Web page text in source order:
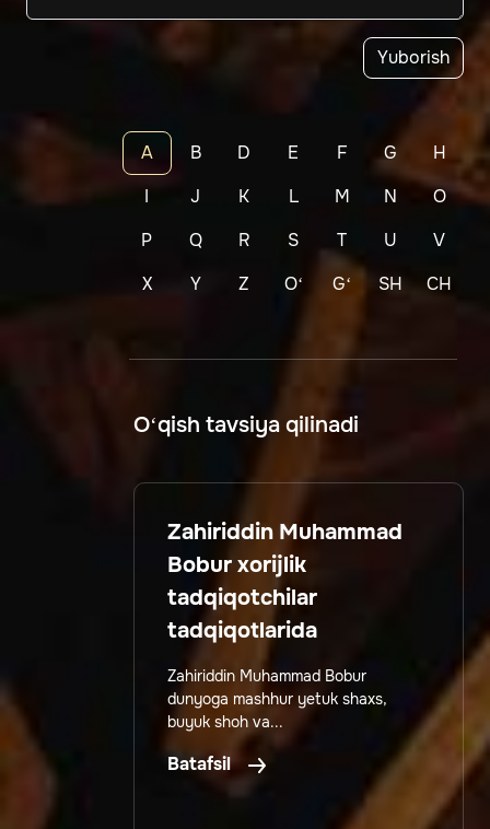
Yuborish
A B D E F G
H
I
J K L M N
O
P
Q R S T U
V
X
Y Z Oʻ Gʻ SH CH
O‘qish tavsiya qilinadi
Zahiriddin Muhammad
Bobur xorijlik
tadqiqotchilar
tadqiqotlarida
Zahiriddin Muhammad Bobur
dunyoga mashhur yetuk shaxs,
buyuk shoh va...
Batafsil